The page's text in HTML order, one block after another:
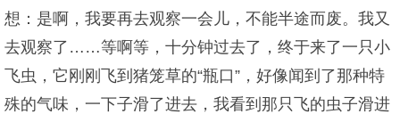
想：是啊，我要再去观察一会儿，不能半途而废。我又
去观察了……等啊等，十分钟过去了，终于来了一只小
飞虫，它刚刚飞到猪笼草的“瓶口”，好像闻到了那种特
殊的气味，一下子滑了进去，我看到那只飞的虫子滑进